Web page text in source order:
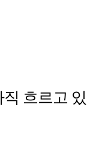
흐르고 있